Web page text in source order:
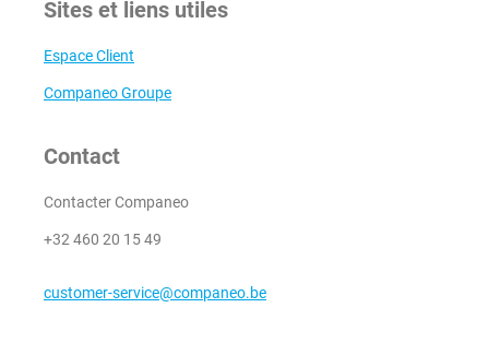
Sites et liens utiles
Espace Client
Companeo Groupe
Contact
Contacter Companeo
+32 460 20 15 49
customer-service@companeo.be